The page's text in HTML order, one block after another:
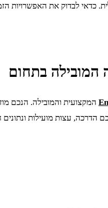
כדאי לבדוק את האפשרויות
המובילה בתחום
המקצועית והמובילה. הנכם
הדרכה, עצות מועילות